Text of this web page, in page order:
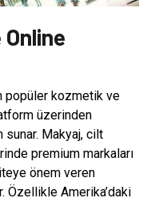
popüler kozmetik ve
üzerinden
sunar. Makyaj, cilt
premium markaları
önem veren
Özellikle Amerika’daki